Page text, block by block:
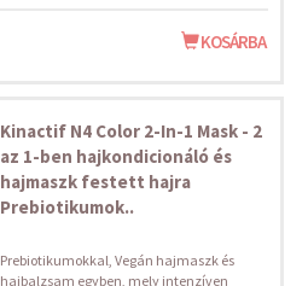
KOSÁRBA
Kinactif N4 Color 2-In-1 Mask - 2
az 1-ben hajkondicionáló és
hajmaszk festett hajra
Prebiotikumok..
Prebiotikumokkal, Vegán hajmaszk és
hajbalzsam egyben, mely intenzíven